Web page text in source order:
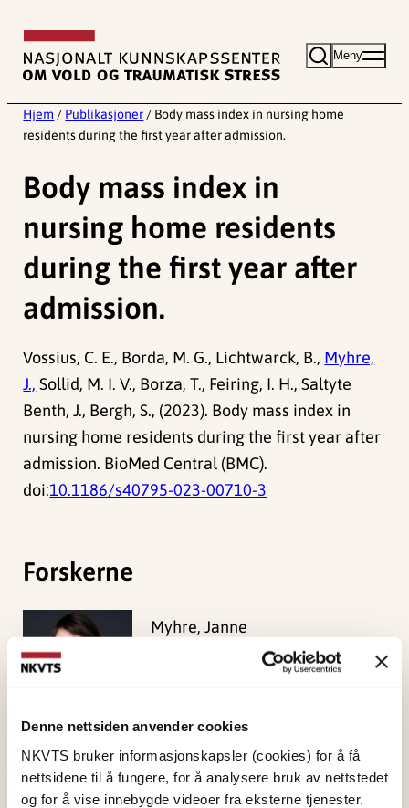
Denne nettsiden anvender cookies
NKVTS bruker informasjonskapsler (cookies) for å få
nettsidene til å fungere, for å analysere bruk av nettstedet
og for å vise innebygde videoer fra eksterne tjenester.
innhold
Meny
Hjem / Publikasjoner / Body mass index in nursing home
residents during the first year after admission.
Body mass index in
nursing home residents
during the first year after
admission.
Vossius, C. E., Borda, M. G., Lichtwarck, B., Myhre,
J., Sollid, M. I. V., Borza, T., Feiring, I. H., Saltyte
Benth, J., Bergh, S., (2023). Body mass index in
nursing home residents during the first year after
admission. BioMed Central (BMC).
doi:10.1186/s40795-023-00710-3
Forskerne
Myhre, Janne
Publisert:
19. mars 2026